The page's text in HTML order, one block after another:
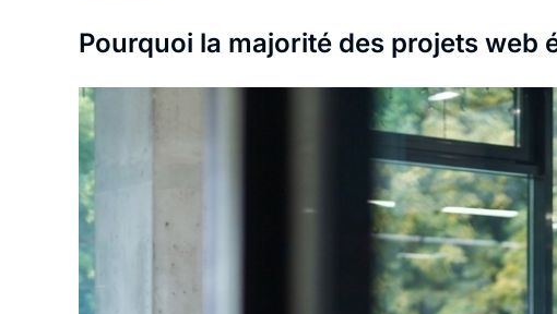
Pourquoi la majorité des projets web